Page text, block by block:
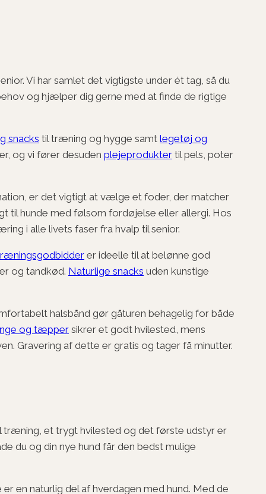
Vi har samlet det vigtigste under ét tag, så du
og hjælper dig gerne med at finde de rigtige
snacks til træning og hygge samt legetøj og
og vi fører desuden plejeprodukter til pels, poter
er det vigtigt at vælge et foder, der matcher
til hunde med følsom fordøjelse eller allergi. Hos
i alle livets faser fra hvalp til senior.
er ideelle til at belønne god
og tandkød. Naturlige snacks uden kunstige
halsbånd gør gåturen behagelig for både
og tæppersikrer et godt hvilested, mens
Gravering af dette er gratis og tager få minutter.
træning, et trygt hvilested og det første udstyr er
du og din nye hund får den bedst mulige
en naturlig del af hverdagen med hund. Med de